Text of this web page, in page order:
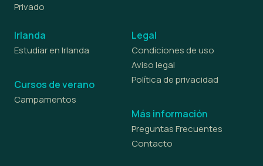
Privado
Irlanda
Estudiar en Irlanda
Cursos de verano
Campamentos
Legal
Condiciones de uso
Aviso legal
Política de privacidad
Más información
Preguntas Frecuentes
Contacto